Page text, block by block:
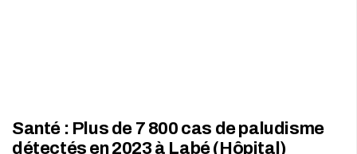
Santé : Plus de 7 800 cas de paludisme
détectés en 2023 à Labé (Hôpital)